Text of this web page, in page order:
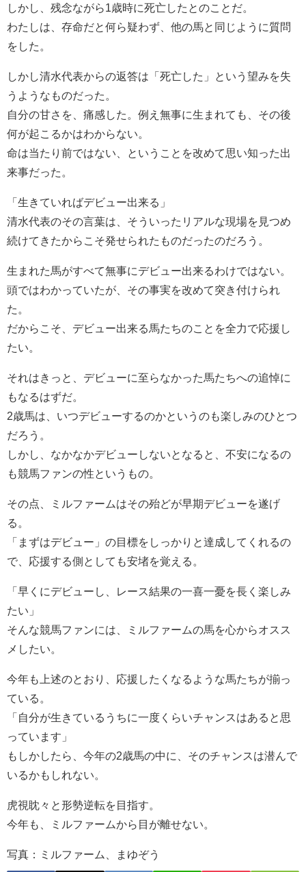
しかし、残念ながら1歳時に死亡したとのことだ。
わたしは、存命だと何ら疑わず、他の馬と同じように質問
をした。
しかし清水代表からの返答は「死亡した」という望みを失
うようなものだった。
自分の甘さを、痛感した。例え無事に生まれても、その後
何が起こるかはわからない。
命は当たり前ではない、ということを改めて思い知った出
来事だった。
「生きていればデビュー出来る」
清水代表のその言葉は、そういったリアルな現場を見つめ
続けてきたからこそ発せられたものだったのだろう。
生まれた馬がすべて無事にデビュー出来るわけではない。
頭ではわかっていたが、その事実を改めて突き付けられ
た。
だからこそ、デビュー出来る馬たちのことを全力で応援し
たい。
それはきっと、デビューに至らなかった馬たちへの追悼に
もなるはずだ。
2歳馬は、いつデビューするのかというのも楽しみのひとつ
だろう。
しかし、なかなかデビューしないとなると、不安になるの
も競馬ファンの性というもの。
その点、ミルファームはその殆どが早期デビューを遂げ
る。
「まずはデビュー」の目標をしっかりと達成してくれるの
で、応援する側としても安堵を覚える。
「早くにデビューし、レース結果の一喜一憂を長く楽しみ
たい」
そんな競馬ファンには、ミルファームの馬を心からオスス
メしたい。
今年も上述のとおり、応援したくなるような馬たちが揃っ
ている。
「自分が生きているうちに一度くらいチャンスはあると思
っています」
もしかしたら、今年の2歳馬の中に、そのチャンスは潜んで
いるかもしれない。
虎視眈々と形勢逆転を目指す。
今年も、ミルファームから目が離せない。
写真：ミルファーム、まゆぞう